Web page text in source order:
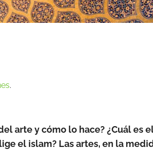
.
arte y cómo lo hace? ¿Cuál es
el islam? Las artes, en la